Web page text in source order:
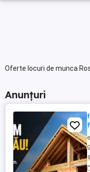
Oferte locuri de munca
Anunțuri